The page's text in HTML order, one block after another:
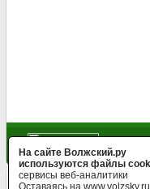
На сайте Волжский.ру
используются файлы
сервисы веб-аналитики
Оставаясь на